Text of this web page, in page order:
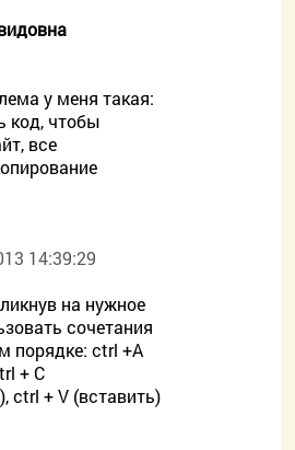
у меня такая:
код, чтобы
все
14:39:29
на нужное
сочетания
порядке: ctrl +A
+ C
ctrl + V (вставить)